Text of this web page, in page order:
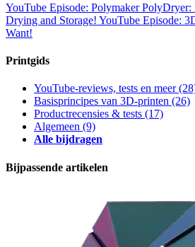
YouTube Episode: Polymaker
Drying and Storage! YouTube Episode:
Want!
Printgids
YouTube-reviews, tests en meer
Basisprincipes van 3D-printen (26)
Productrecensies & tests (17)
Algemeen (9)
Alle bijdragen
Bijpassende artikelen